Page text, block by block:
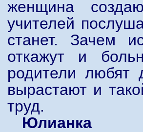
женщина
учителей
станет. Зачем
откажут и
родители любят
вырастают и
труд.
Юлианка